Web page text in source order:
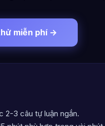
miễn phí →
2-3 câu tự luận ngắn.